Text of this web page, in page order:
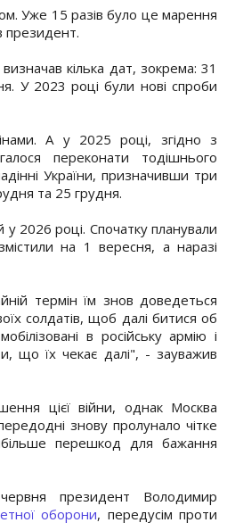
Уже 15 разів було це марення
президент.
кілька дат, зокрема: 31
У 2023 році були нові спроби
А у 2025 році, згідно з
переконати тодішнього
України, призначивши три
та 25 грудня.
2026 році. Спочатку планували
на 1 вересня, а наразі
термін їм знов доведеться
солдатів, щоб далі битися об
в російську армію і
що їх чекає далі", - зауважив
цієї війни, однак Москва
знову пролунало чітке
перешкод для бажання
президент Володимир
оборони, передусім проти